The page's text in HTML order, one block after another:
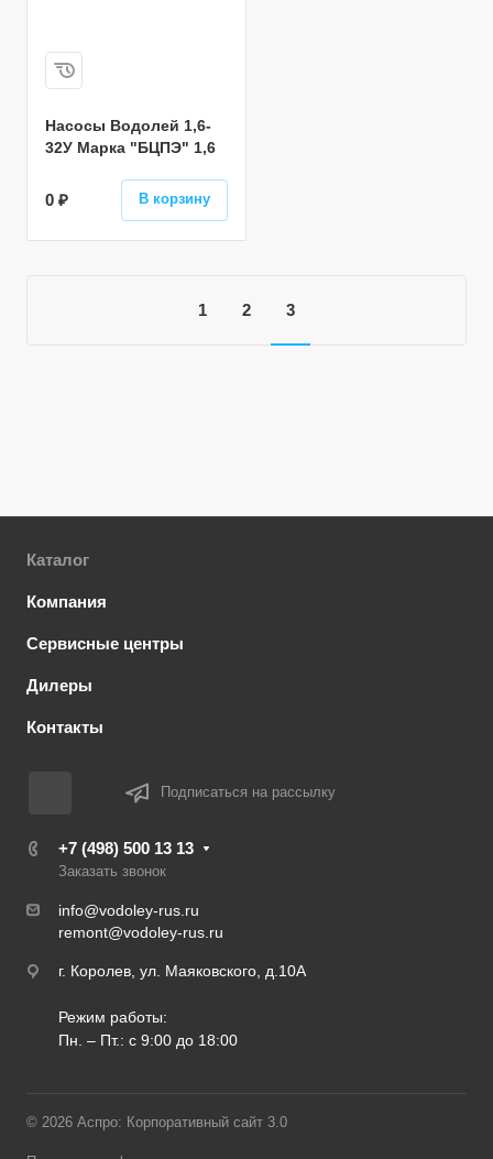
Насосы Водолей 1,6-
32У Марка "БЦПЭ" 1,6
0 ₽ В корзину
1 2 3
Каталог
Компания
Сервисные центры
Дилеры
Контакты
Подписаться на рассылку
+7 (498) 500 13 13
Заказать звонок
info@vodoley-rus.ru
remont@vodoley-rus.ru
г. Королев, ул. Маяковского, д.10А
Режим работы:
Пн. – Пт.: с 9:00 до 18:00
© 2026 Аспро: Корпоративный сайт 3.0